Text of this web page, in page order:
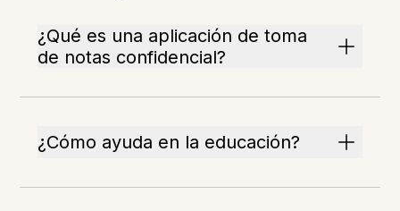
¿Qué es una aplicación de toma
de notas confidencial?
¿Cómo ayuda en la educación?